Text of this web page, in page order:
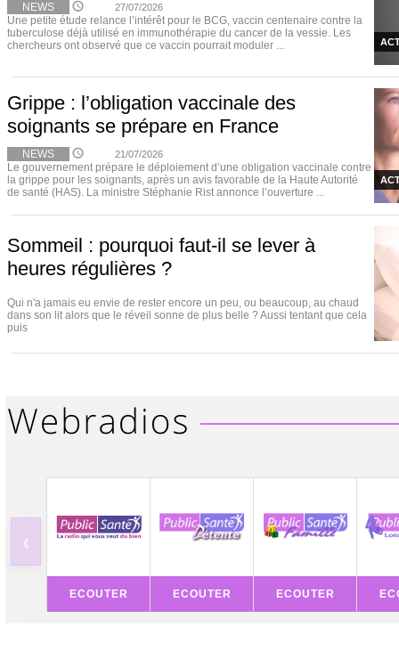
NEWS 27/07/2026
Une petite étude relance l’intérêt pour le BCG, vaccin centenaire contre la
tuberculose déjà utilisé en immunothérapie du cancer de la vessie. Les
chercheurs ont observé que ce vaccin pourrait moduler ...
Grippe : l’obligation vaccinale des
soignants se prépare en France
NEWS 21/07/2026
Le gouvernement prépare le déploiement d’une obligation vaccinale contre
la grippe pour les soignants, après un avis favorable de la Haute Autorité
de santé (HAS). La ministre Stéphanie Rist annonce l’ouverture ...
Sommeil : pourquoi faut-il se lever à
heures régulières ?
Qui n'a jamais eu envie de rester encore un peu, ou beaucoup, au chaud
dans son lit alors que le réveil sonne de plus belle ? Aussi tentant que cela
puis
‹
ECOUTER ECOUTER ECOUTER